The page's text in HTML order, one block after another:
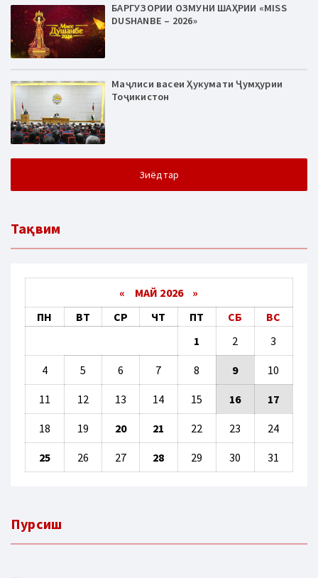
БАРГУЗОРИИ ОЗМУНИ ШАҲРИИ «MISS
DUSHANBE – 2026»
Маҷлиси васеи Ҳукумати Ҷумҳурии
Тоҷикистон
Зиёдтар
Тақвим
« МАЙ 2026 »
ПН
ВТ СР ЧТ ПТ СБ
ВС
1
2 3
4 5 6 7 8 9 10
11 12 13 14 15 16 17
18 19 20 21 22 23 24
25 26 27 28 29 30 31
Пурсиш